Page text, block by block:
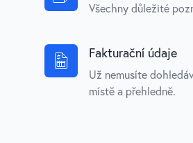
Všechny důležité
Fakturační údaje
Už nemusíte
místě a přehledně.